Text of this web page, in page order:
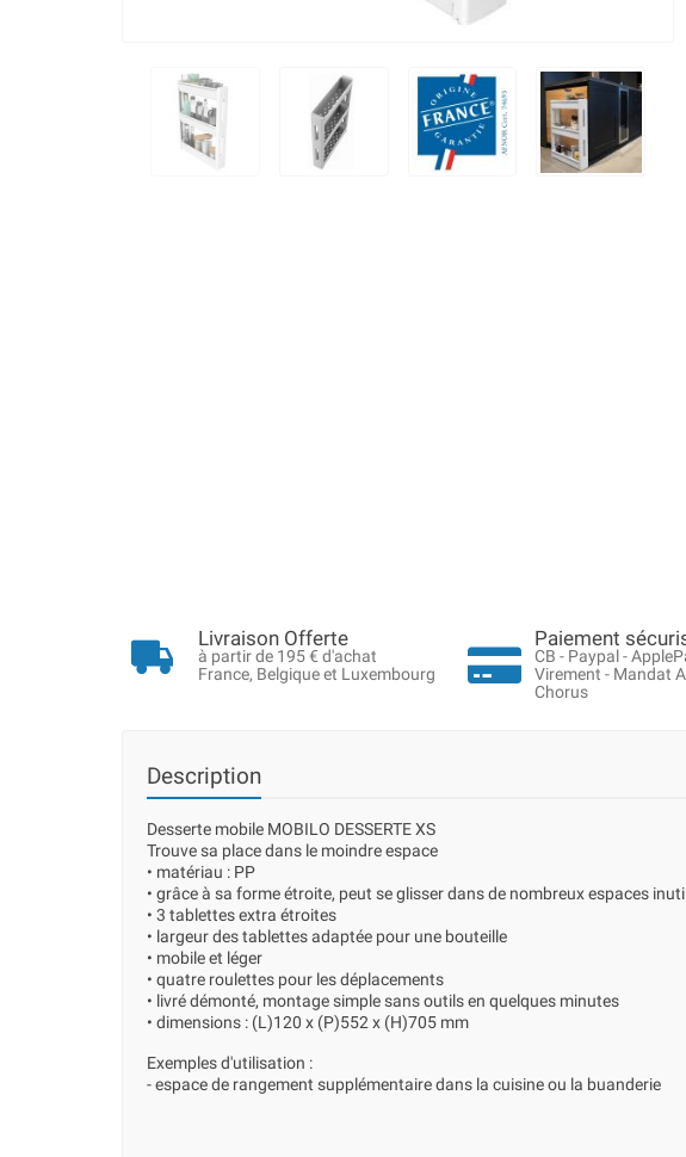
Livraison Offerte
à partir de 195 € d'achat
France, Belgique et Luxembourg
Paiement
CB - Paypal -
Virement - Mandat
Chorus
Description
Desserte mobile MOBILO DESSERTE XS
Trouve sa place dans le moindre espace
• matériau : PP
• grâce à sa forme étroite, peut se glisser dans de nombreux espaces
• 3 tablettes extra étroites
• largeur des tablettes adaptée pour une bouteille
• mobile et léger
• quatre roulettes pour les déplacements
• livré démonté, montage simple sans outils en quelques minutes
• dimensions : (L)120 x (P)552 x (H)705 mm
Exemples d'utilisation :
- espace de rangement supplémentaire dans la cuisine ou la buanderie